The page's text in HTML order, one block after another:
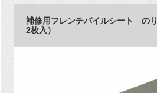
補修用フレンチパイルシート の
2枚入）